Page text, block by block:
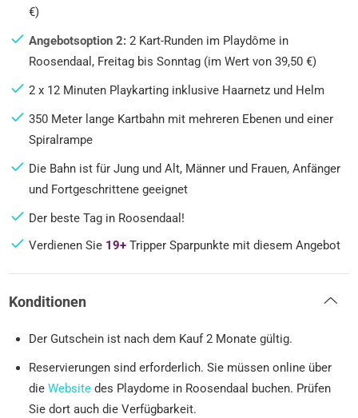
€)
Angebotsoption 2: 2 Kart-Runden im Playdôme in
Roosendaal, Freitag bis Sonntag (im Wert von 39,50 €)
2 x 12 Minuten Playkarting inklusive Haarnetz und Helm
350 Meter lange Kartbahn mit mehreren Ebenen und einer
Spiralrampe
Die Bahn ist für Jung und Alt, Männer und Frauen, Anfänger
und Fortgeschrittene geeignet
Der beste Tag in Roosendaal!
Verdienen Sie 19+ Tripper Sparpunkte mit diesem Angebot
Konditionen
Der Gutschein ist nach dem Kauf 2 Monate gültig.
Reservierungen sind erforderlich. Sie müssen online über
dieWebsite des Playdome in Roosendaal buchen. Prüfen
Sie dort auch die Verfügbarkeit.